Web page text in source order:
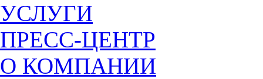
УСЛУГИ
ПРЕСС-ЦЕНТР
О КОМПАНИИ